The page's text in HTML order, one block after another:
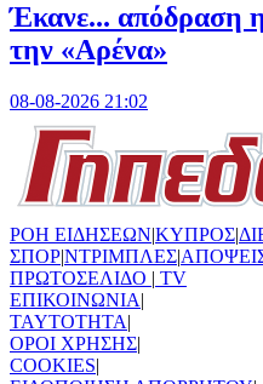
Έκανε... απόδραση
την «Αρένα»
08-08-2026 21:02
ΡΟΗ ΕΙΔΗΣΕΩΝ|ΚΥΠΡΟΣ|
ΣΠΟΡ|ΝΤΡΙΜΠΛΕΣ|
ΠΡΩΤΟΣΕΛΙΔΟ | TV
ΕΠΙΚΟΙΝΩΝΙΑ|
TAYTOTHTA|
ΟΡΟΙ ΧΡΗΣΗΣ|
COOKIES|